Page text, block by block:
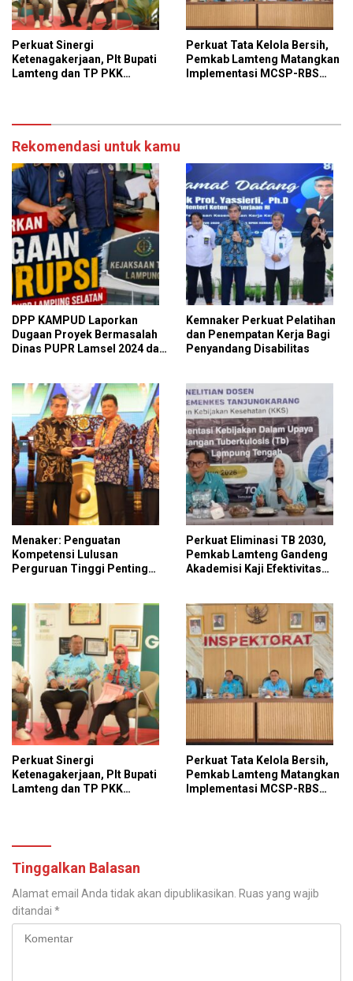
Perkuat Sinergi
Ketenagakerjaan, Plt Bupati
Lamteng dan TP PKK
Perkuat Tata Kelola Bersih,
Pemkab Lamteng Matangkan
Implementasi MCSP-RBS
Rekomendasi untuk kamu
DPP KAMPUD Laporkan
Dugaan Proyek Bermasalah
Dinas PUPR Lamsel 2024 dan
Kemnaker Perkuat Pelatihan
dan Penempatan Kerja Bagi
Penyandang Disabilitas
Menaker: Penguatan
Kompetensi Lulusan
Perguruan Tinggi Penting
Perkuat Eliminasi TB 2030,
Pemkab Lamteng Gandeng
Akademisi Kaji Efektivitas
Perkuat Sinergi
Ketenagakerjaan, Plt Bupati
Lamteng dan TP PKK
Perkuat Tata Kelola Bersih,
Pemkab Lamteng Matangkan
Implementasi MCSP-RBS
Tinggalkan Balasan
Alamat email Anda tidak akan dipublikasikan. Ruas yang wajib
ditandai *